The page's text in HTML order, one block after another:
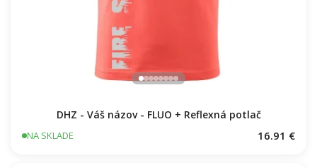
DHZ - Váš názov - FLUO + Reflexná potlač
NA SKLADE 16.91 €